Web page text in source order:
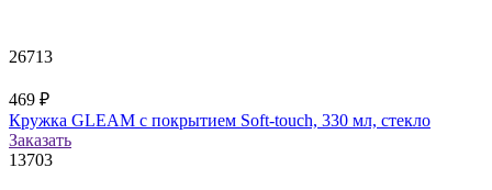
26713
469 ₽
Кружка GLEAM с покрытием Soft-touch, 330 мл, стекло
Заказать
13703